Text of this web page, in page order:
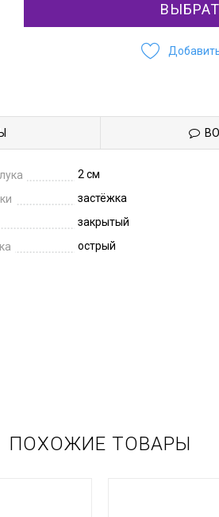
2 см
застёжка
закрытый
острый
ПОХОЖИЕ ТОВАРЫ